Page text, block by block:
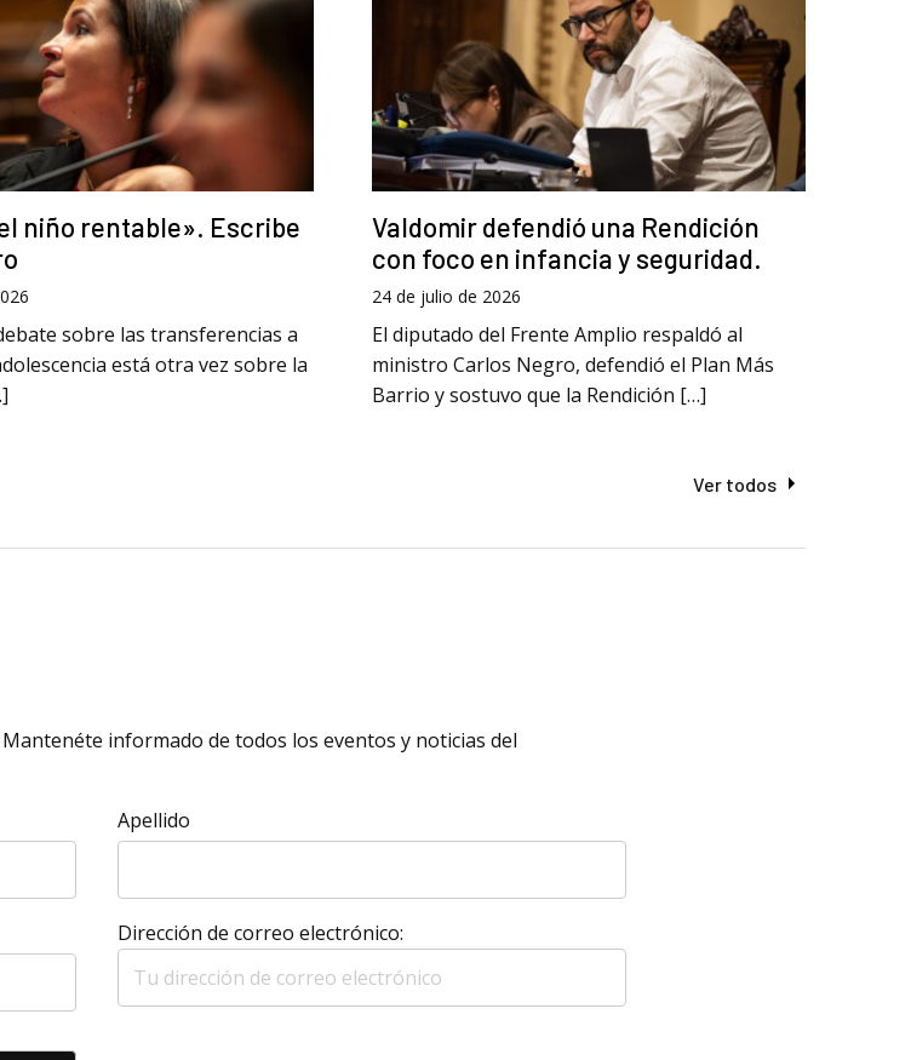
niño rentable». Escribe
sobre las transferencias a
está otra vez sobre la
Valdomir defendió una Rendición
con foco en infancia y seguridad.
24 de julio de 2026
El diputado del Frente Amplio respaldó al
ministro Carlos Negro, defendió el Plan Más
Barrio y sostuvo que la Rendición […]
Ver todos
informado de todos los eventos y noticias del
Apellido
Dirección de correo electrónico: